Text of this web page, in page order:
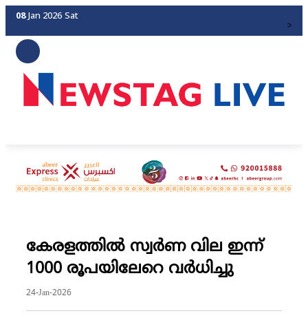
08 Jan 2026 Sat
>
കേരളത്തില്‍ സ്വര്‍ണ വില ഇന്ന്
1000 രൂപയിലേറെ വര്‍ധിച്ചു
24-Jan-2026